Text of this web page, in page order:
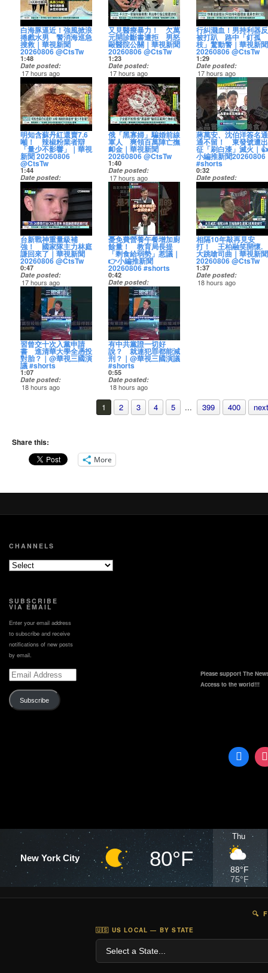
成為華視新聞CH52的會
員並獲得福利：
https://www.youtube.com/channel/UCDCJyLpbfgeVE9iZiEam-
Kg/join
【行動裝置APP】
https://cts.pse.is/CTS_APP
【華視新聞網】
http://pse.is/CTS_...
http://pse.is/CTS_NEWS
【全球資訊網】
http://pse.is/CTS_official
成為華視新聞CH52的會
員並獲...
【YouTube】
https://pse.is/CTS_YT
【Facebook】
http://pse.is/CTS_FB
【Instagram】
http://pse.is/CTS_INS
【Threads】
https://pse.is/ctsnewsthreads
【LINE官方帳號】
http://pse.is/CTS_Line
【行動裝置APP】
https://cts.pse.is/CTS_APP
【華視新聞網】
http://pse.is/CTS_NEWS
【全球資訊網】
http://pse.is/CTS_official
成為華視新聞CH52的會
員�...
度以上高溫發生的機
率，宜蘭及花蓮有機會
出現局部焚風，中午前
後紫外線偏強可達過量
級或以上，外出請做好
防曬並多補充水分。
https://news.cts.com.tw/cts/weather/202608/
🔴華視新聞24小時LIVE
直播
https://pse.is/CTSNewsLive
█ 訂閱華視新聞 CH52 █
【YouTube】
https://pse.is/CTS_YT
【Facebook】
http://pse.is/CTS_FB<...
🔴華視新聞24小時LIVE
直播
https://pse.is/
█ 訂閱華視新聞 CH52 █
【YouTube】
https://pse.is/CTS_YT
【Facebook】
http://pse.is/CTS_FB
【Instagram】
http://pse.is/CTS_INS
【Threads】
https://pse.is/
【LINE官方帳號】
http://pse.is/CTS_Line
【行動裝置APP】
https://cts.pse.is/
寫信跟市府陳情了3次，
最後一次得到的回復內
容卻寫說，先前已詳述
處理方式，若再就相同
事由提出陳情將不再回
覆，讓民眾傻眼，對此
承辦的捷運公司沒有正
面回應，只表示已經請
派出所通知車主移車，
未來將研議收費提升使
用效率。
https://news.cts.com.tw/cts/general/202608/202608063064373.html
🔴華視新聞24小時LIVE
直播
https://pse.is/CTSNewsLive
█ 訂閱華視新聞 CH52 █
【YouTube】
https://pse.is/CTS_YT
【Facebook】
http://pse.is/CTS_FB
【Instagram】
http://pse.is/CTS_INS
【Threads】
https://pse.is/ctsnewsthreads
【LINE官方帳號】
http://pse.is/CTS_Line
【行動裝置APP】
https://cts.pse.is/CTS_APP
【華視新聞網】
http://pse.is/CTS_NEWS
【全球資訊網】
http://pse....
疑似因為速度太快，失
控撞過來！不只車輛受
損，人也受了傷，但肇
事駕駛居然沒有下車查
看，反而是直接掉頭加
速逃離現場，事後才辯
稱太緊張。
https://news.cts.com.tw/cts/general/202608/
🔴華視新聞24小時LIVE
直播
https://pse.is/CTSNewsLive
█ 訂閱華視新聞 CH52 █
【YouTube】
https://pse.is/CTS_YT
【Facebook】
http://pse.is/CTS_FB
【Instagram】
http://pse.is/CTS_INS
【Threads】
https://pse.is/ctsnewsthreads
【LINE官方帳號】
http://pse.is/CTS_Line
【行動裝置APP】
https://cts.pse.is/CTS_APP
【華視新聞網】
http://pse.is/CTS_NEWS
【全球資訊網】
http://pse.is/CTS_official
成為華視新聞CH52的會
員並獲得福利：
https://www.youtube.com/channel/UC...
中，屏東縣移除的數量
居全國之冠，從今年1月
到7月就移除了9萬多隻
綠鬣蜥，而第一名的獵
人是一對夫妻檔，光是
上半年度捕抓的數量，
已經讓他們領到價值近
百萬元的超商禮券，不
過，他們每天工作約20
個小時，而且幾乎全年
無休，捕抓時不但得忍
受蚊蟲叮咬，還要注意
蛇類出沒以及蜂窩，可
以說相當不輕鬆！
https://
🔴華視新聞24小時LIVE
直播
https://pse.is/
█ 訂閱華視新聞 CH52 █
【YouTube】
https://pse.is/CTS_YT
【Facebook】
http://pse.is/CTS_FB
【Instagram】
http://pse.is/CTS_INS
【Threads】
https://pse.is/
【LINE官方帳號】
http://pse.is/CTS_Line
【行動裝置APP】
https://cts.pse.is/
白海豚逼近！強風掀浪
捲戲水男 警消海巡急
搜救｜華視新聞
20260806 @CtsTw
1:48
Date posted
17 hours ago
受到白海豚颱風的外圍
環流影響，北海岸已經
颳起九級風，基隆大武
崙海邊，甚至出現將2到
3米高的浪！29歲的吳姓
男子，和朋友去沙灘游
泳，因為本身是救生員
游比較遠，但經過半小
時，朋友遲遲不見他的
蹤影，懷疑被浪捲走，
趕緊報警。空勤、消防
和海巡獲報，展開海陸
空搜索，救生艇下海，
還一度因為浪大翻船。
https://news.cts.com.tw/cts/general/202608/202608063064350.html
🔴華視新聞24小時LIVE
直播
https://pse.is/CTSNewsLive
█ 訂閱華視新聞 CH52 █
【YouTube】
https://pse.is/CTS_YT
【Facebook】
http://pse.is/CTS_FB
【Instagram】
http://pse.is/CTS_INS
【Threads】
https://pse.is/ctsnewsthreads
【LINE官方帳號】
http://pse.is/CTS_Line
【行動裝置APP】
https://cts.pse.is/CTS_APP
【華視新聞網】
http://pse.is/CTS_NEWS
【全球資訊網】
http://pse.is/CTS_offici...
又見醫療暴力！ 欠萬
元開診斷書遭拒 男怒
毆醫院公關｜華視新聞
20260806 @CtsTw
1:23
Date posted
17 hours ago
又發生醫療暴力事件！
被打的還是醫院公關。
一名賴姓男子日前到新
店耕莘醫院進行門診手
術，說家屬會付錢，隔
天要來開立診斷證明，
醫院公關請他先把欠款
繳清，男子一怒之下動
手毆人。被打的公關頭
部及手部擦挫傷，將提
出告訴，賴姓男子也被
依現行犯逮捕。
https://news.cts.com.tw/cts/general/202608/
🔴華視新聞24小時LIVE
直播
https://pse.is/CTSNewsLive
█ 訂閱華視新聞 CH52 █
【YouTube】
https://pse.is/CTS_YT
【Facebook】
http://pse.is/CTS_FB
【Instagram】
http://pse.is/CTS_INS
【Threads】
https://pse.is/ctsnewsthreads
【LINE官方帳號】
http://pse.is/CTS_Line
【行動裝置APP】
https://cts.pse.is/CTS_APP
【華視新聞網】
http://pse.is/CTS_NEWS
【全球資訊網】
http://pse.is/CTS_official
成為華視新聞CH52的會
員並獲得福利：
行糾濺血！男持利器反
被打趴 路中「釘孤
枝」驚動警｜華視新聞
20260806 @CtsTw
1:29
Date posted
17 hours ago
台中市中清路今(6)日上
午發生一起行車糾紛，
35歲男子與68歲男子雙
方因為超車問題起了衝
突，68歲男子趁著停等
紅燈時，先持利器上前
理論，過程中割傷了對
方，35歲男子也下車反
擊，在快車道上徒手狂
打對方把他打趴在地，
完全不顧當時車來車往
相當危險，還好警方獲
報後趕快到場將兩人送
醫，訊後將兩人都依傷
害罪送辦。
https://
🔴華視新聞24小時LIVE
直播
https://pse.is/
█ 訂閱華視新聞 CH52 █
【YouTube】
https://pse.is/CTS_YT
【Facebook】
http://pse.is/CTS_FB
【Instagram】
http://pse.is/CTS_INS
【Threads】
https://pse.is/
【LINE官方帳號】
明知含蘇丹紅還賣7.6
噸！ 辣椒粉業者辯
「量少不影響」｜華視
新聞 20260806
@CtsTw
1:44
Date posted
17 hours ago
雲林縣長谷農產公司販
售的「三英朝天椒辣椒
粉」，在2024年被抽驗
出含有蘇丹紅成分，公
司的林姓負責人，早就
知道產品有蘇丹紅，會
危害人體健康，還是將
辣椒粉包裝出貨，賣給
下游廠商和消費者，共
7663.2公斤，被台南衛
生局抽驗才發現問題，
法官判林姓負責人6個月
有徒刑，併科罰金30萬
元，他還有向法院申請
緩刑，但因為他開庭時
曾提到，檢出的蘇丹紅
量非常小，吃了對身體
不會有影響，法官認為
他輕忽食安，因此不能
緩刑。
https://news.cts.com.tw/cts/general/202608/202608063064321.html
🔴華視新聞24小時LIVE
直播
https://pse.is/CTSNewsLive
█ 訂閱華視新聞 CH52 █
【YouTube】
https://pse.is/CTS_YT
【Facebook】
http://pse.is/CTS_Line
俄「黑寡婦」騙婚前線
軍人 爽領百萬陣亡撫
卹金｜華視新聞
20260806 @CtsTw
1:40
Date posted
17 hours ago
電影裡的黑寡婦，是深
入敵陣的頂尖特務；不
過俄羅斯如今卻出現另
一種黑寡婦，被指鎖定
準備奔赴前線的軍人，
透過婚姻取得配偶身
分，再申領丈夫陣亡後
的高額撫恤金。
https://news.cts.com.tw/cts/international/202608/
🔴華視新聞24小時LIVE
直播
https://pse.is/CTSNewsLive
█ 訂閱華視新聞 CH52 █
【YouTube】
https://pse.is/CTS_YT
【Facebook】
http://pse.is/CTS_FB
【Instagram】
http://pse.is/CTS_INS
【Threads】
https://pse.is/ctsnewsthreads
【LINE官方帳號】
http://pse.is/CTS_Line
【行動裝置APP】
https://cts.pse.is/CTS_APP
【華視新聞網】
http://pse.is/CTS_NEWS
【全球資訊網】
http://pse.is/CTS_official
成為華視新聞CH52的會
#華視新聞 #CH52
蔣萬安、沈伯洋簽名通
通不留！ 東發號遭出
征「刷白漆」滅火｜👍
小編推新聞20260806
#shorts
0:32
Date posted
17 hours ago
【蔣萬安、沈伯洋簽名
通通不留！ 東發號遭
出征「刷白漆」滅火】
其實店家做什麼選擇，
跟我們今天要吃什麼午
餐，都是大家的自由😧
〈#停不下來編〉
台北饒河夜市麵線、油
飯名店「東發號」，近
日因邀請民進黨台北市
長參選人沈伯洋，在店
裡牆上簽名，並曝光台
遭出征 蔣萬安發聲
了：不管麵線還是油飯
都愛
台新戰神重量級補
強！ 國家隊主力林庭
謙回來了｜華視新聞
20260806 @CtsTw
0:47
Date posted
17 hours ago
再來關心籃球消息。台
灣職籃TPBL新賽季即將
開打，台北台新戰神今
日迎接重量級的補強！
國家隊的主力後衛林庭
謙，過去都在中國職籃
CBA征戰，但是今年賽
季，他選擇回到台灣，
披上台新戰神的戰袍！
https://news.cts.com.tw/cts/sports/202608/202608063064318.html
🔴華視新聞24小時LIVE
直播
https://pse.is/CTSNewsLive
█ 訂閱華視新聞 CH52 █
【Threads】
https://pse.is/ctsnewsthreads
【LINE官方帳號】
http://pse.is/CTS_Line
【華視新聞網】
Kg/join
#華視新...
憂免費營養午餐增加廚
餘量！ 教育局長提
「剩食給弱勢」惹議｜
👉小編推新聞
20260806 #shorts
0:42
Date posted
18 hours ago
哇喔😮〈#住海編〉
#營養午餐 #廚餘 #弱勢
團體 #食物銀行
－
🔴華視新聞24小時LIVE
直播
https://pse.is/CTSNewsLive
█ 訂閱華視新聞 CH52 █
【YouTube】
https://pse.is/CTS_YT
【Facebook】
http://pse.is/CTS_FB
【Instagram】
【華視新聞網】
http://pse.is/CTS_NEWS
相隔10年敲再見安
打！ 王柏融笑開懷.
大跳嗆司曲｜華視新聞
20260806 @CtsTw
1:37
Date posted
18 hours ago
關心中華職棒消息！台
🔴華視新聞24小時LIVE
直播
https://pse.is/
【LINE官方帳號】
習曾交十次入黨申請
書 進清華大學全憑投
對胎？｜@華視三國演
議 #shorts
1:07
Date posted
18 hours ago
💬對本集討論的議題有
https://youtu.be/WFo5xS5caSo
以上言論不代表本台立
#改革開放 #太子黨 #深
📺華視主頻12頻道
📡華視新聞資訊台52頻
📱YouTube三國演議頻道
請鎖定 @華視三國演議
專屬YT頻道：
APPLE Podcast：
https://pse.is/3Talks_AP
https://pse.is/3Talks_GP
有中共黨證一切好
說？ 就連犯罪都能減
刑？｜@華視三國演議
#shorts
0:55
Date posted
18 hours ago
💬對本集討論的議題有
什麼看法？快來留言區
和我們一起討論！
以上言論不代表本台立
場
#改革開放 #太子黨 #深
📺華視主頻12頻道
📡華視新聞資訊台52頻
請鎖定 @華視三國演議
專屬YT頻道：
1 2 3 4 5 ... 399 400
Share this:
More
CHANNELS
SUBSCRIBE
VIA EMAIL
Enter your email address
to subscribe and receive
notifications of new posts
by email.
Email
Subscribe
Please support The
Access to the world!!!
New York City 80°F
Thu
88°F
75°F
🔍
🇺🇸 US LOCAL — BY STATE